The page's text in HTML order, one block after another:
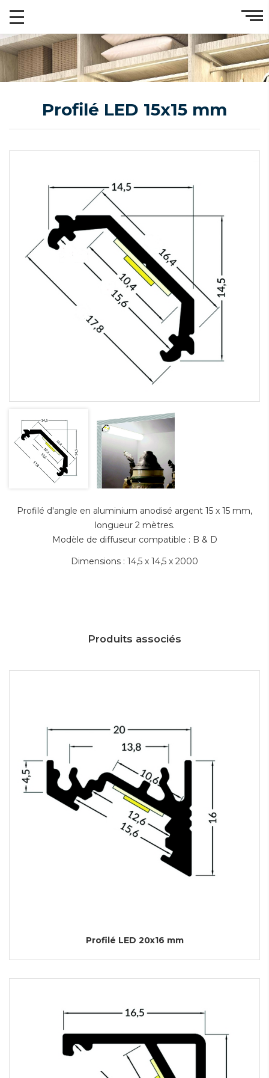
Profilé LED 15x15 mm
Profilé d'angle en aluminium anodisé argent 15 x 15 mm,
longueur 2 mètres.
Modèle de diffuseur compatible : B & D
Dimensions : 14,5 x 14,5 x 2000
Produits associés
Profilé LED 20x16 mm